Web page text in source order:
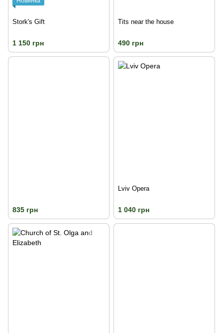
Stork's Gift
1 150 грн
Tits near the house
490 грн
835 грн
Lviv Opera
1 040 грн